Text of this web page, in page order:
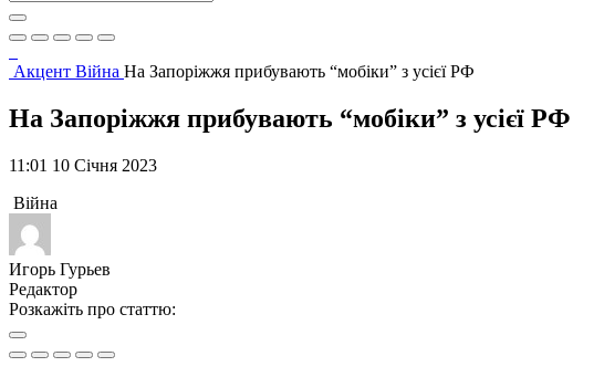
Акцент Війна На Запоріжжя прибувають “мобіки” з усієї РФ
На Запоріжжя прибувають “мобіки” з усієї РФ
11:01 10 Січня 2023
Війна
Игорь Гурьев
Редактор
Розкажіть про статтю: